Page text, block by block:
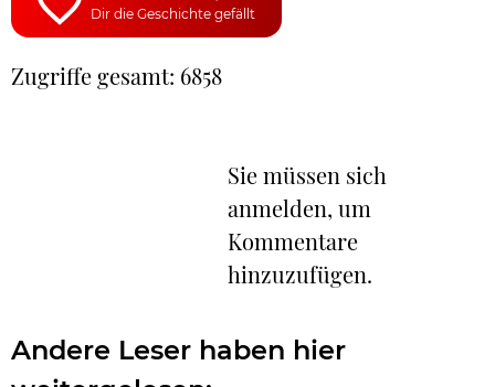
Dir die Geschichte gefällt
Zugriffe gesamt: 6858
Sie müssen sich
anmelden, um
Kommentare
hinzuzufügen.
Andere Leser haben hier